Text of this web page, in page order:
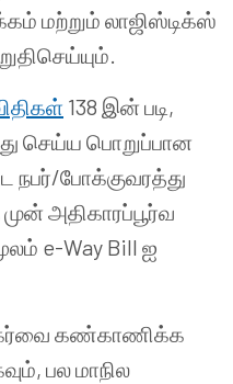
மற்றும் லாஜிஸ்டிக்ஸ்
138 இன் படி,
செய்ய பொறுப்பான
நபர்/போக்குவரத்து
அதிகாரப்பூர்வ
e-Way Bill ஐ
கண்காணிக்க
பல மாநில